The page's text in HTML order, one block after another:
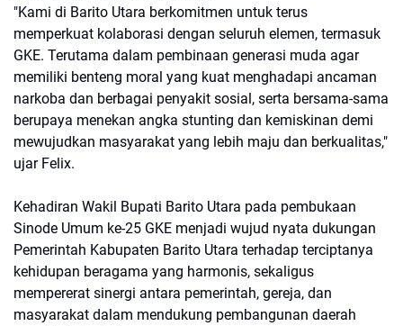
"Kami di Barito Utara berkomitmen untuk terus
memperkuat kolaborasi dengan seluruh elemen, termasuk
GKE. Terutama dalam pembinaan generasi muda agar
memiliki benteng moral yang kuat menghadapi ancaman
narkoba dan berbagai penyakit sosial, serta bersama-sama
berupaya menekan angka stunting dan kemiskinan demi
mewujudkan masyarakat yang lebih maju dan berkualitas,"
ujar Felix.
Kehadiran Wakil Bupati Barito Utara pada pembukaan
Sinode Umum ke-25 GKE menjadi wujud nyata dukungan
Pemerintah Kabupaten Barito Utara terhadap terciptanya
kehidupan beragama yang harmonis, sekaligus
mempererat sinergi antara pemerintah, gereja, dan
masyarakat dalam mendukung pembangunan daerah